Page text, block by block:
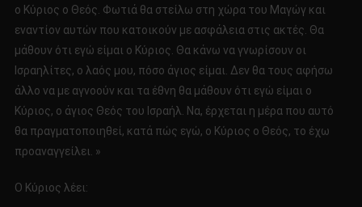
ο Κύριος ο Θεός. Φωτιά θα στείλω στη χώρα του Μαγώγ και
εναντίον αυτών που κατοικούν με ασφάλεια στις ακτές. Θα
μάθουν ότι εγώ είμαι ο Κύριος. Θα κάνω να γνωρίσουν οι
Ισραηλίτες, ο λαός μου, πόσο άγιος είμαι. Δεν θα τους αφήσω
άλλο να με αγνοούν και τα έθνη θα μάθουν ότι εγώ είμαι ο
Κύριος, ο άγιος Θεός του Ισραήλ. Να, έρχεται η μέρα που αυτό
θα πραγματοποιηθεί, κατά πώς εγώ, ο Κύριος ο Θεός, το έχω
προαναγγείλει. »
Ο Κύριος λέει: